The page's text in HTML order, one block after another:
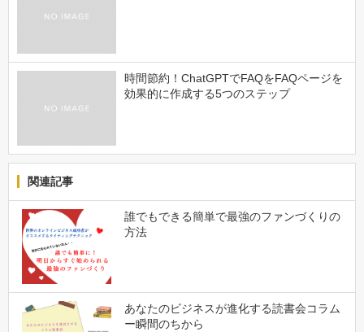
時間節約！ChatGPTでFAQをFAQページを
効果的に作成する5つのステップ
関連記事
誰でもできる簡単で最強のファンづくりの
方法
あなたのビジネスが進化する読書会コラム
ー瞬間のちから